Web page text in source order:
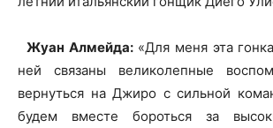
Жуан Алмейда:«Для меня эта
ней связаны великолепные
вернуться на Джиро с сильной
будем вместе бороться за